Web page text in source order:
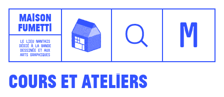
Maison
Fumetti
LE LIEU NANTAIS
DÉDIÉ À LA BANDE
DESSINÉE ET AUX
ARTS GRAPHIQUES
M
Cours et ateliers